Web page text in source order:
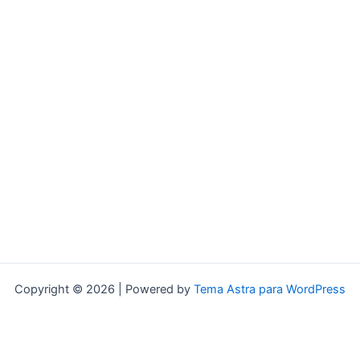
Copyright © 2026 | Powered by Tema Astra para WordPress